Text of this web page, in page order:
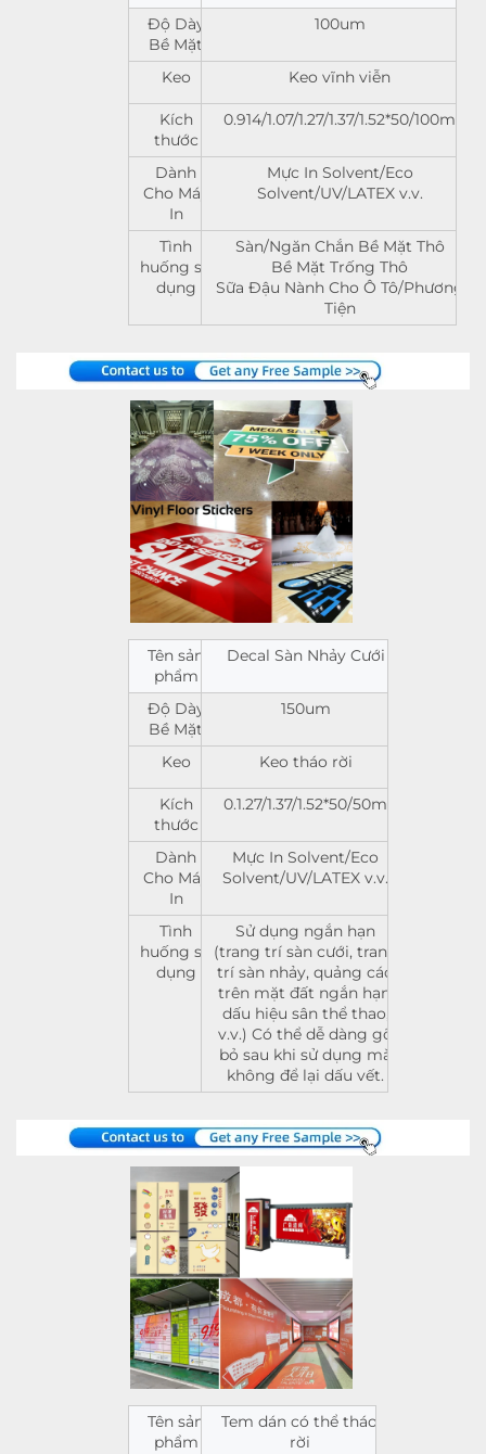
Độ Dày
Bề Mặt
100um
Keo Keo vĩnh viễn
Kích
thước
0.914/1.07/1.27/1.37/1.52*50/100m
Dành
Cho Máy
In
Mực In Solvent/Eco
Solvent/UV/LATEX v.v.
Tình
huống sử
dụng
Sàn/Ngăn Chắn Bề Mặt Thô
Bề Mặt Trống Thô
Sữa Đậu Nành Cho Ô Tô/Phương
Tiện
Tên sản
phẩm
Decal Sàn Nhảy Cưới
Độ Dày
Bề Mặt
150um
Keo Keo tháo rời
Kích
thước
0.1.27/1.37/1.52*50/50m
Dành
Cho Máy
In
Mực In Solvent/Eco
Solvent/UV/LATEX v.v.
Tình
huống sử
dụng
Sử dụng ngắn hạn
(trang trí sàn cưới, trang
trí sàn nhảy, quảng cáo
trên mặt đất ngắn hạn,
dấu hiệu sân thể thao,
v.v.) Có thể dễ dàng gỡ
bỏ sau khi sử dụng mà
không để lại dấu vết.
Tên sản
phẩm
Tem dán có thể tháo
rời